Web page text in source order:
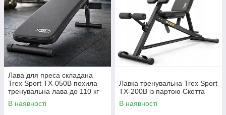
Лава для преса складана
Trex Sport TX-050B похила
тренувальна лава до 110 кг
для дому
В наявності
Лавка тренувальна Trex Sport
TX-200B із партою Скотта
В наявності